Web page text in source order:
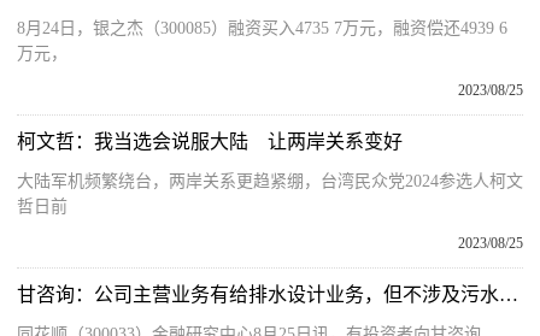
8月24日，银之杰（300085）融资买入4735 7万元，融资偿还4939 6
万元，
2023/08/25
柯文哲：我当选会说服大陆 让两岸关系变好
大陆军机频繁绕台，两岸关系更趋紧绷，台湾民众党2024参选人柯文
哲日前
2023/08/25
甘咨询：公司主营业务有给排水设计业务，但不涉及污水处理